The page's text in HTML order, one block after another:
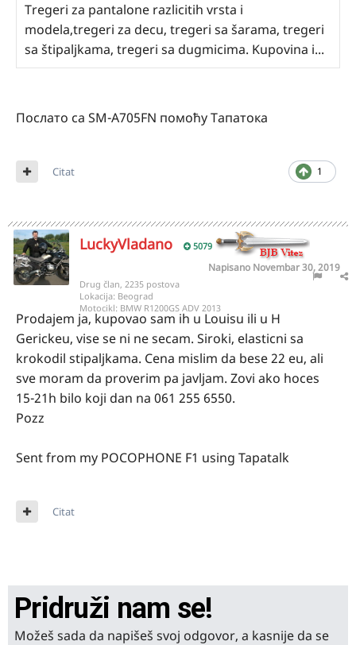
Tregeri za pantalone razlicitih vrsta i
modela,tregeri za decu, tregeri sa šarama, tregeri
sa štipaljkama, tregeri sa dugmicima. Kupovina i...
Послато са SM-A705FN помоћу Тапатока
1
Citat
LuckyVladano 5079
Napisano Novembar 30, 2019
Drug član, 2235 postova
Lokacija: Beograd
Motocikl: BMW R1200GS ADV 2013
Prodajem ja, kupovao sam ih u Louisu ili u H
Gerickeu, vise se ni ne secam. Siroki, elasticni sa
krokodil stipaljkama. Cena mislim da bese 22 eu, ali
sve moram da proverim pa javljam. Zovi ako hoces
15-21h bilo koji dan na 061 255 6550.
Pozz
Sent from my POCOPHONE F1 using Tapatalk
Citat
Pridruži nam se!
Možeš sada da napišeš svoj odgovor, a kasnije da se